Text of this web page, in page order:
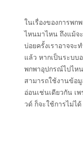
ในเรื่องของการพ
ไหนมาไหน ถึงแม้จ
บ่อยครั้งเราอาจจะ
แล้ว หากเป็นระบบ
พกพาอุปกรณ์ไปไหน
สามารถใช้งานข้อ
อ่อนเช่นเดียวกัน เ
วด์ ก็จะใช้การไม่ได้